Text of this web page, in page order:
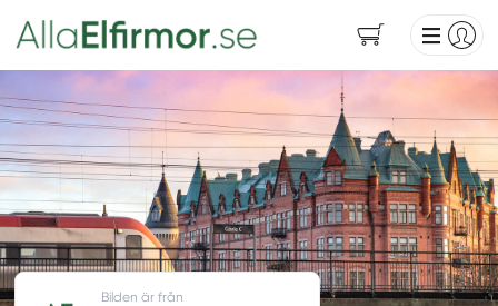
Bilden är från